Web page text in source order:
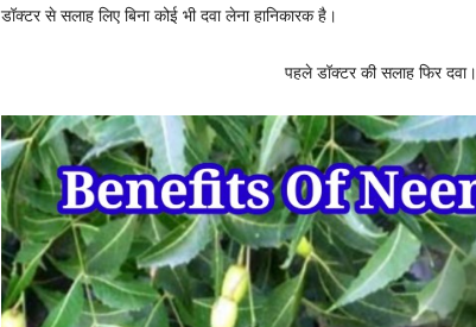
डॉक्टर से सलाह लिए बिना कोई भी दवा लेना हानिकारक है।
पहले डॉक्टर की सलाह फिर दवा।